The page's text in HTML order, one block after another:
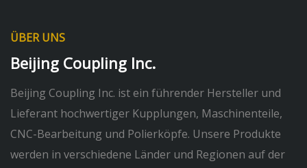
ÜBER UNS
Beijing Coupling Inc.
Beijing Coupling Inc. ist ein führender Hersteller und
Lieferant hochwertiger Kupplungen, Maschinenteile,
CNC-Bearbeitung und Polierköpfe. Unsere Produkte
werden in verschiedene Länder und Regionen auf der